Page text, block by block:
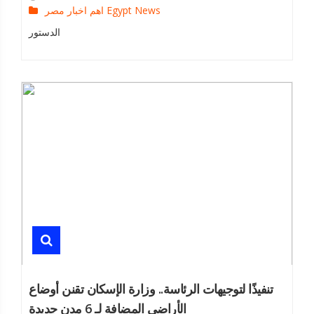
اهم اخبار مصر Egypt News
الدستور
تنفيذًا لتوجيهات الرئاسة.. وزارة الإسكان تقنن أوضاع
الأراضي المضافة لـ 6 مدن جديدة